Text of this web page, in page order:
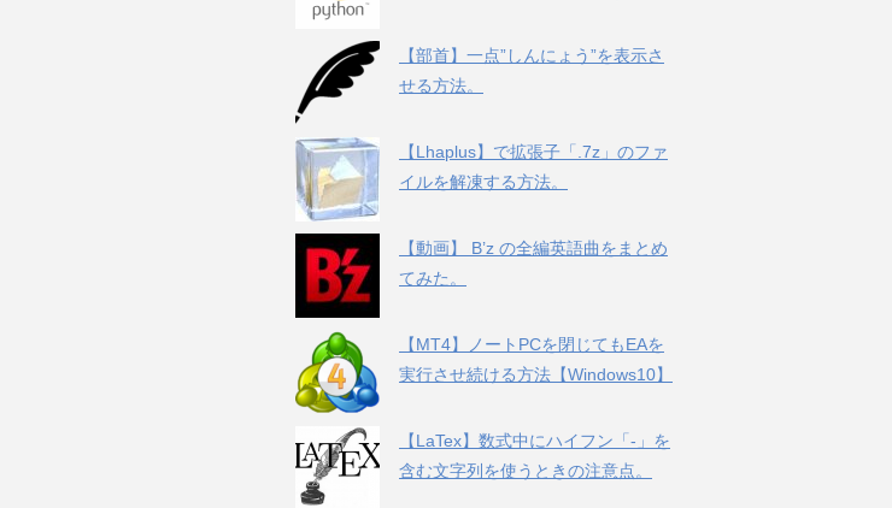
【部首】一点”しんにょう”を表示さ
せる方法。
【Lhaplus】で拡張子「.7z」のファ
イルを解凍する方法。
【動画】 B’z の全編英語曲をまとめ
てみた。
【MT4】ノートPCを閉じてもEAを
実行させ続ける方法【Windows10】
【LaTex】数式中にハイフン「-」を
含む文字列を使うときの注意点。